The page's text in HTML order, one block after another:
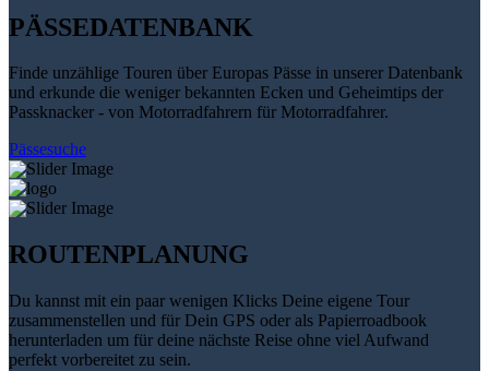
PÄSSEDATENBANK
Finde unzählige Touren über Europas Pässe in unserer Datenbank
und erkunde die weniger bekannten Ecken und Geheimtips der
Passknacker - von Motorradfahrern für Motorradfahrer.
Pässesuche
ROUTENPLANUNG
Du kannst mit ein paar wenigen Klicks Deine eigene Tour
zusammenstellen und für Dein GPS oder als Papierroadbook
herunterladen um für deine nächste Reise ohne viel Aufwand
perfekt vorbereitet zu sein.